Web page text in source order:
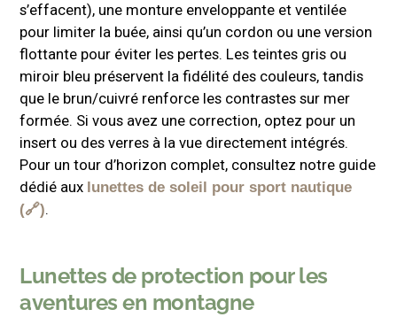
s’effacent), une monture enveloppante et ventilée
pour limiter la buée, ainsi qu’un cordon ou une version
flottante pour éviter les pertes. Les teintes gris ou
miroir bleu préservent la fidélité des couleurs, tandis
que le brun/cuivré renforce les contrastes sur mer
formée. Si vous avez une correction, optez pour un
insert ou des verres à la vue directement intégrés.
Pour un tour d’horizon complet, consultez notre guide
dédié aux lunettes de soleil pour sport nautique
.
Lunettes de protection pour les
aventures en montagne